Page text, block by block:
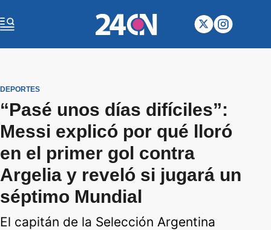
DEPORTES
“Pasé unos días difíciles”:
Messi explicó por qué lloró
en el primer gol contra
Argelia y reveló si jugará un
séptimo Mundial
El capitán de la Selección Argentina